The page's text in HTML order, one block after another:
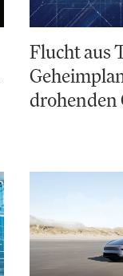
Flucht aus
drohenden